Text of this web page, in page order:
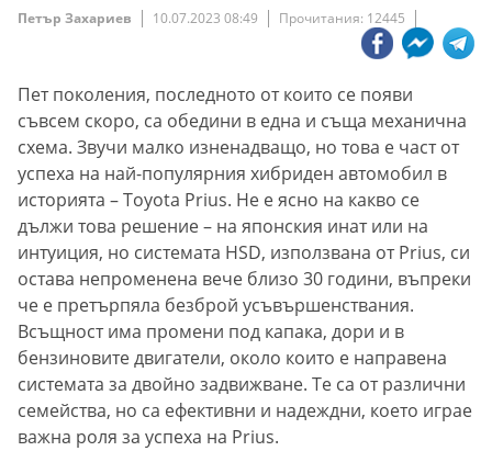
Петър Захариев 10.07.2023 08:49 Прочитания: 12445
Пет поколения, последното от които се появи
съвсем скоро, са обедини в една и съща механична
схема. Звучи малко изненадващо, но това е част от
успеха на най-популярния хибриден автомобил в
историята – Toyota Prius. Не е ясно на какво се
дължи това решение – на японския инат или на
интуиция, но системата HSD, използвана от Prius, си
остава непроменена вече близо 30 години, въпреки
че е претърпяла безброй усъвършенствания.
Всъщност има промени под капака, дори и в
бензиновите двигатели, около които е направена
системата за двойно задвижване. Те са от различни
семейства, но са ефективни и надеждни, което играе
важна роля за успеха на Prius.